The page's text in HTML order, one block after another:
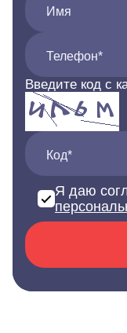
Имя
Телефон*
Введите код с
Код*
Я даю